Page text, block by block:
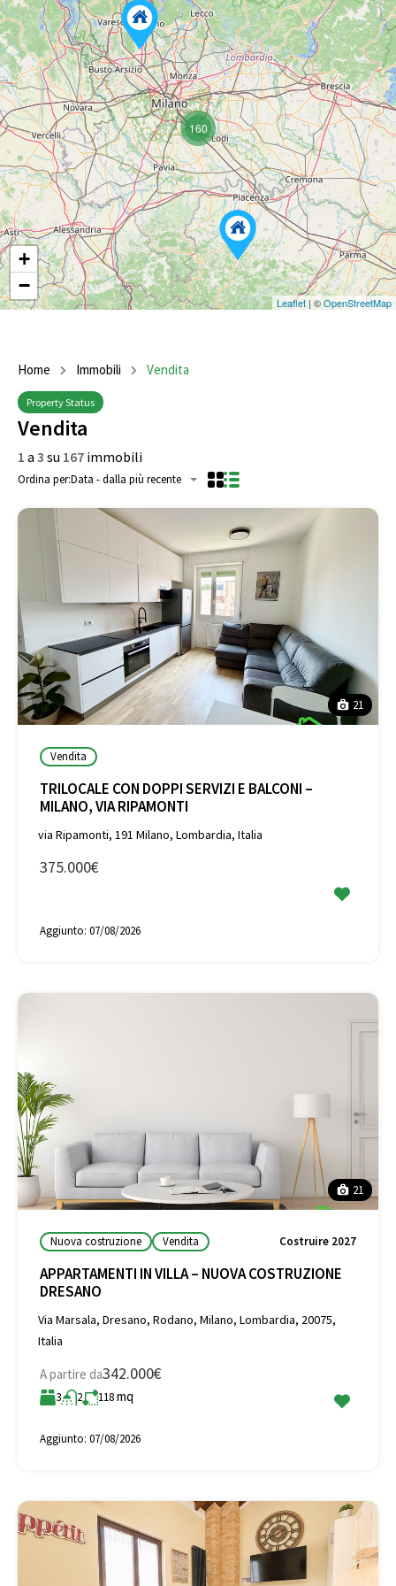
160
+
−
Leaflet| ©OpenStreetMap
Home Immobili Vendita
Property Status
Vendita
1 a 3 su 167 immobili
Ordina per:Data - dalla più recente
21
Vendita
TRILOCALE CON DOPPI SERVIZI E BALCONI –
MILANO, VIA RIPAMONTI
via Ripamonti, 191 Milano, Lombardia, Italia
375.000€
Aggiunto: 07/08/2026
21
Nuova costruzione Vendita Costruire 2027
APPARTAMENTI IN VILLA – NUOVA COSTRUZIONE
DRESANO
Via Marsala, Dresano, Rodano, Milano, Lombardia, 20075,
Italia
A partire da342.000€
3 2 118mq
Aggiunto: 07/08/2026